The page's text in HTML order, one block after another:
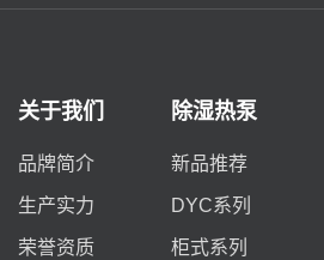
关于我们
品牌简介
生产实力
荣誉资质
除湿热泵
新品推荐
DYC系列
柜式系列